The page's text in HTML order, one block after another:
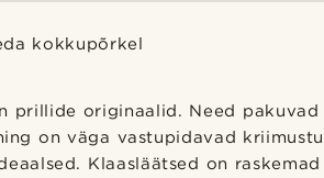
kokkupõrkel
prillide originaalid. Need
on väga vastupidavad
Klaasläätsed on